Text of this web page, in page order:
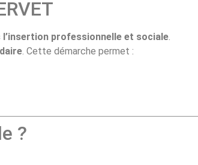
professionnelle et sociale.
. Cette démarche permet :
?